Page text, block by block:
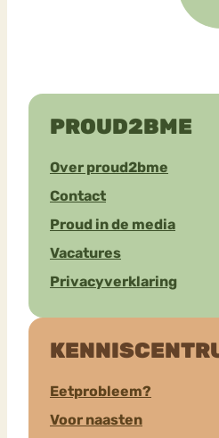
PROUD2BME
Over proud2bme
Contact
Proud in de media
Vacatures
Privacyverklaring
Eetprobleem?
Voor naasten